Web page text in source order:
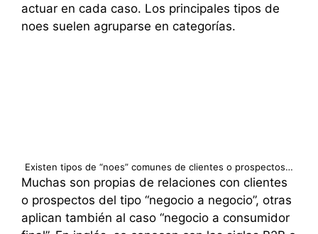
actuar en cada caso. Los principales tipos de
noes suelen agruparse en categorías.
Existen tipos de “noes” comunes de clientes o prospectos…
Muchas son propias de relaciones con clientes
o prospectos del tipo “negocio a negocio”, otras
aplican también al caso “negocio a consumidor